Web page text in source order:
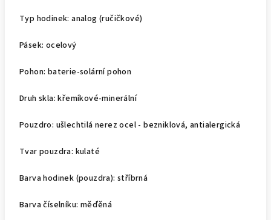
Typ hodinek: analog (ručičkové)
Pásek: ocelový
Pohon: baterie-solární pohon
Druh skla: křemíkové-minerální
Pouzdro: ušlechtilá nerez ocel - bezniklová, antialergická
Tvar pouzdra: kulaté
Barva hodinek (pouzdra): stříbrná
Barva číselníku: měďěná